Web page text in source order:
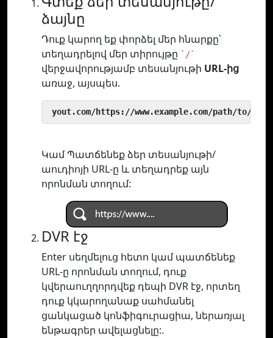
ձայնը
Դուք կարող եք փորձել մեր հնարքը՝
տեղադրելով մեր տիրույթը `/`
վերջավորությամբ տեսանյութի URL-ից
առաջ, այսպես.
yout.com/https://www.example.com/path/to/
Կամ Պատճենեք ձեր տեսանյութի/
աուդիոյի URL-ը և տեղադրեք այն
որոնման տողում:
DVR էջ
Enter սեղմելուց հետո կամ պատճենեք
URL-ը որոնման տողում, դուք
կվերաուղղորդվեք դեպի DVR էջ, որտեղ
դուք կկարողանաք սահմանել
ցանկացած կոնֆիգուրացիա, ներառյալ
ենթագրեր ավելացնելը:.